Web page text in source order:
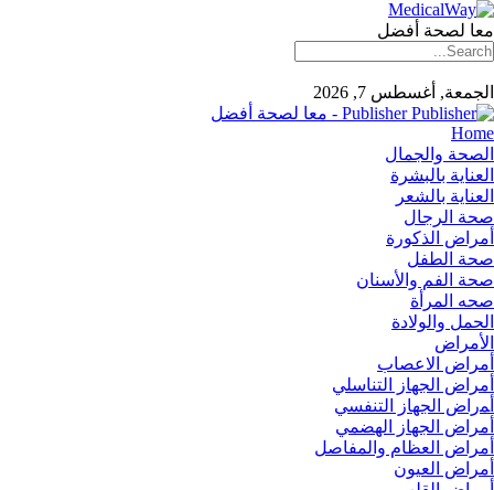
معا لصحة أفضل
الجمعة, أغسطس 7, 2026
Publisher - معا لصحة أفضل
Home
الصحة والجمال
العناية بالبشرة
العناية بالشعر
صحة الرجال
أمراض الذكورة
صحة الطفل
صحة الفم والأسنان
صحه المرأة
الحمل والولادة
الأمراض
أمراض الاعصاب
أمراض الجهاز التناسلي
أﻤراض اﻟﺠﻬﺎز اﻟﺘﻨﻔﺴﻲ
أمراض الجهاز الهضمي
أمراض العظام والمفاصل
أمراض العيون